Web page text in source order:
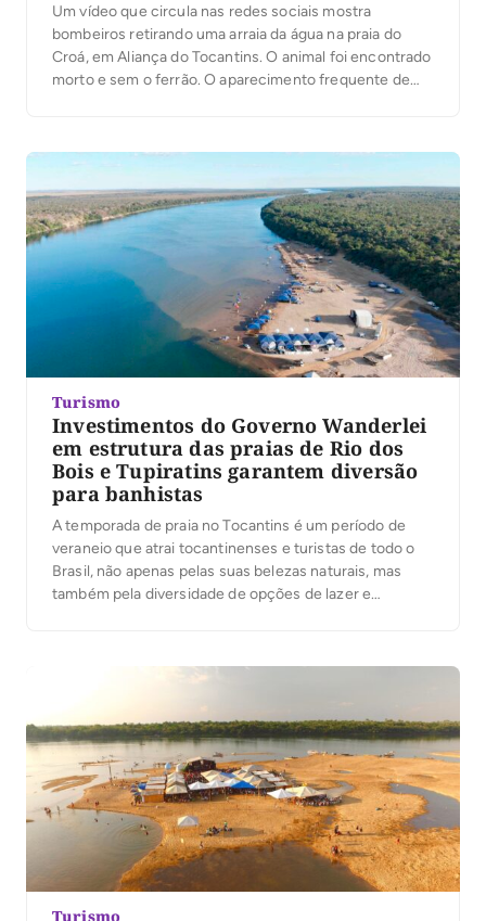
Um vídeo que circula nas redes sociais mostra
bombeiros retirando uma arraia da água na praia do
Croá, em Aliança do Tocantins. O animal foi encontrado
morto e sem o ferrão. O aparecimento frequente de
praia. De acordo com os bombeiros, […]
Turismo
Investimentos do Governo Wanderlei
em estrutura das praias de Rio dos
Bois e Tupiratins garantem diversão
para banhistas
A temporada de praia no Tocantins é um período de
veraneio que atrai tocantinenses e turistas de todo o
Brasil, não apenas pelas suas belezas naturais, mas
também pela diversidade de opções de lazer e
empresários locais, que investem na […]
Turismo